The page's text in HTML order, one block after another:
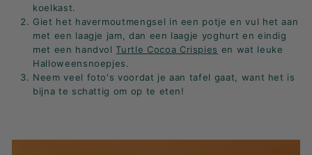
koelkast.
Giet het havermoutmengsel in een potje en vul het aan
met een laagje jam, dan een laagje yoghurt en eindig
met een handvol Turtle Cocoa Crispies en wat leuke
Halloweensnoepjes.
Neem veel foto's voordat je aan tafel gaat, want het is
bijna te schattig om op te eten!